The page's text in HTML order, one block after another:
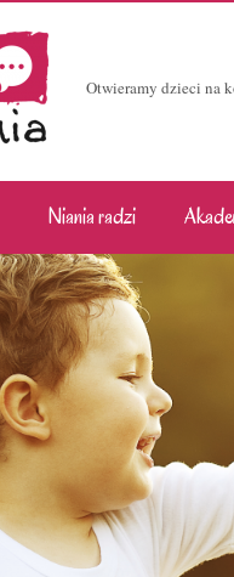
Otwieramy dzieci na
Niania radzi